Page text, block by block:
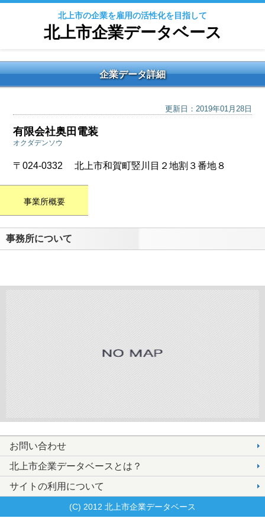
北上市の企業を雇用の活性化を目指して
北上市企業データベース
企業データ詳細
更新日：2019年01月28日
有限会社奥田電装
オクダデンソウ
〒024-0332 北上市和賀町竪川目２地割３番地８
事業所概要
事務所について
お問い合わせ
北上市企業データベースとは？
サイトの利用について
(C) 2012 北上市企業データベース